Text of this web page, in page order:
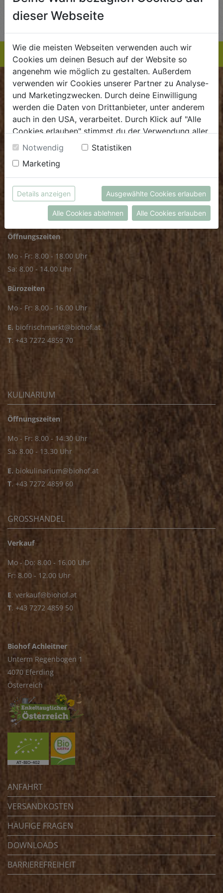
EINKAUFSLISTE
BIOKISTE
Kundenservice
Mo - Do: 8.00 - 16.00 Uhr
Fr: 8.00 - 15.00 Uhr
.dieBiokiste@biohof.at
T.+43 7272 2597
FRISCHMARKT
Öffnungszeiten
Mo - Fr: 8.00 - 18.00 Uhr
Sa: 8.00 - 14.00 Uhr
Bürozeiten
Mo - Fr: 8.00 - 16.00 Uhr
E. biofrischmarkt@biohof.at
T. +43 7272 4859 70
KULINARIUM
Öffnungszeiten
Mo - Fr: 8.00 - 14.30 Uhr
Sa: 8.00 - 13.30 Uhr
E. biokulinarium@biohof.at
T. +43 7272 4859 60
GROSSHANDEL
Verkauf
Mo - Do: 8.00 - 16.00 Uhr
Fr: 8.00 - 12.00 Uhr
E. verkauf@biohof.at
T. +43 7272 4859 50
Biohof Achleitner
Unterm Regenbogen 1
4070 Eferding
Österreich
ANFAHRT
VERSANDKOSTEN
HÄUFIGE FRAGEN
DOWNLOADS
BARRIEREFREIHEIT
dieser Webseite
Wie die meisten Webseiten verwenden auch wir
Cookies um deinen Besuch auf der Website so
angenehm wie möglich zu gestalten. Außerdem
verwenden wir Cookies unserer Partner zu Analyse-
und Marketingzwecken. Durch deine Einwilligung
werden die Daten von Drittanbieter, unter anderem
auch in den USA, verarbeitet. Durch Klick auf "Alle
Cookies erlauben" stimmst du der Verwendung aller
Cookies zu. Unter "Details anzeigen" findest du alle
Infos zu den unterschiedlichen Cookies, du kannst
auch entscheiden, welche Cookies du erlauben
möchtest.
Weitere Informationen findest du in unserer
Datenschutzerklärung
bzw. imImpressum
Notwendig
Statistiken
Marketing
Details anzeigen Ausgewählte Cookies erlauben
Alle Cookies ablehnen Alle Cookies erlauben